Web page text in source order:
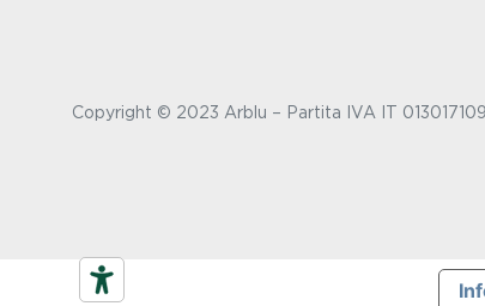
Copyright © 2023 Arblu – Partita IVA IT